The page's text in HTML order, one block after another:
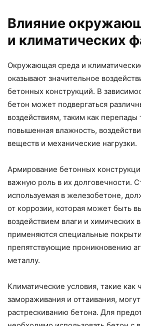
Влияние
и климатических
Окружающая среда и
оказывают значительное
бетонных конструкций. В
бетон может подвергаться
воздействиям, таким как перепады
повышенная влажность,
веществ и механические нагрузки.
Армирование бетонных
важную роль в их долговечности.
используемая в железобетоне,
от коррозии, которая может быть
воздействием влаги и химических
применяются специальные
препятствующие проникновению
металлу.
Климатические условия, такие как
замораживания и оттаивания,
растрескиванию бетона. Для